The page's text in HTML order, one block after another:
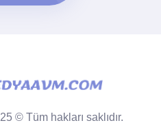
© Tüm hakları saklıdır.